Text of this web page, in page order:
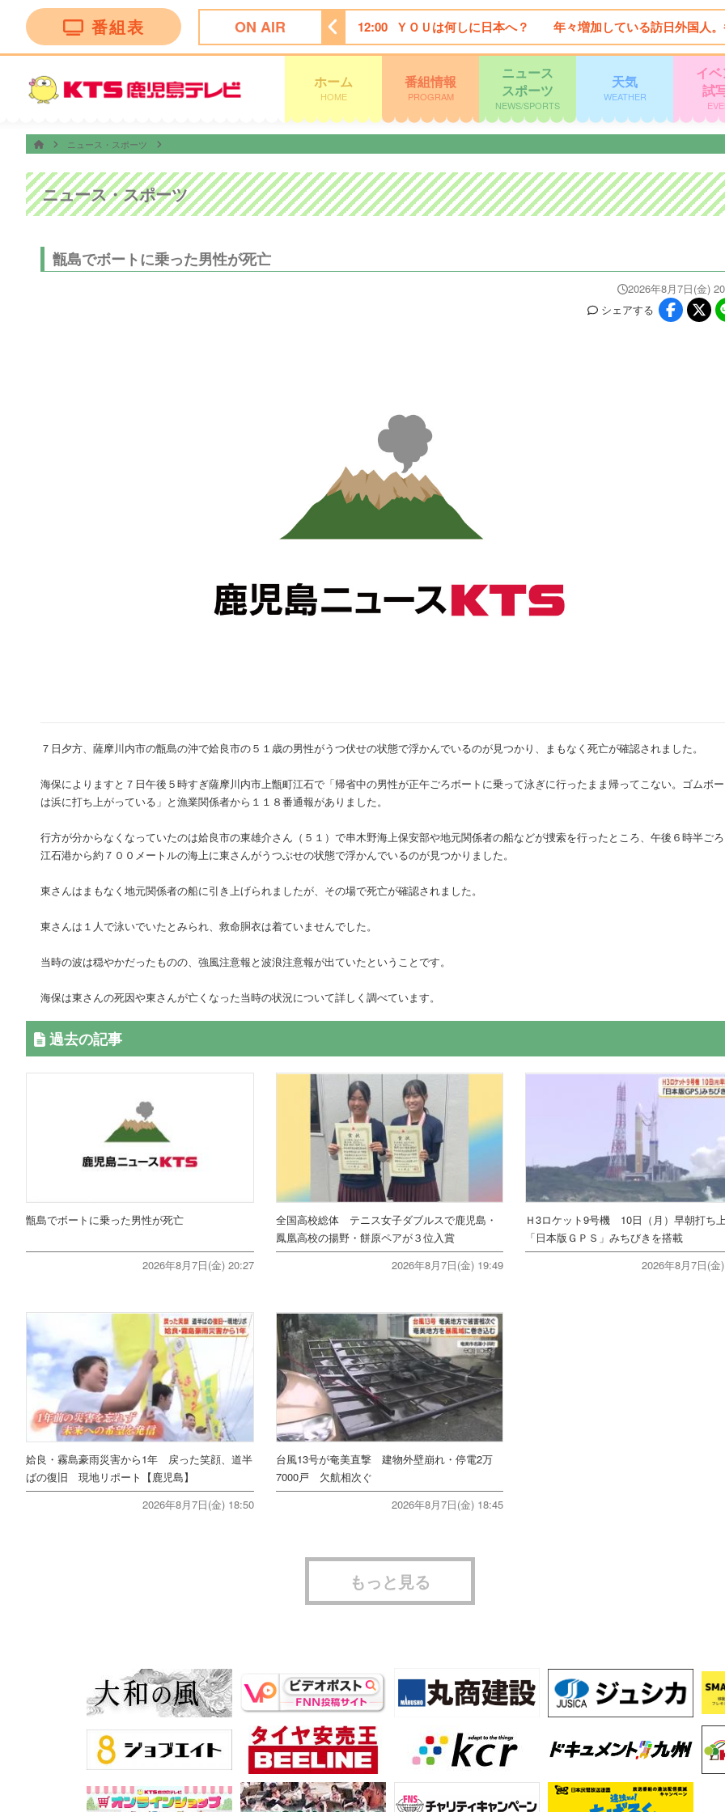
番組表 ON AIR
ンネル 11:50 ＦＮＮ Ｌｉｖｅ Ｎｅｗｓ ｄａｙｓ 12:00 ＹＯＵは何しに日本へ？ 年々増加している訪日外国人。
ホーム
HOME
番組情報
PROGRAM
ニュース
スポーツ
NEWS/SPORTS
天気
WEATHER
イ
試
ニュース・スポーツ
ニュース・スポーツ
甑島でボートに乗った男性が死亡
2026年8月7日(金)
シェアする
７日夕方、薩摩川内市の甑島の沖で姶良市の５１歳の男性がうつ伏せの状態で浮かんでいるのが見つかり、まもなく死亡が確認されました。
海保によりますと７日午後５時すぎ薩摩川内市上甑町江石で「帰省中の男性が正午ごろボートに乗って泳ぎに行ったまま帰ってこない。ゴムボ
は浜に打ち上がっている」と漁業関係者から１１８番通報がありました。
行方が分からなくなっていたのは姶良市の東雄介さん（５１）で串木野海上保安部や地元関係者の船などが捜索を行ったところ、午後６時半ご
江石港から約７００メートルの海上に東さんがうつぶせの状態で浮かんでいるのが見つかりました。
東さんはまもなく地元関係者の船に引き上げられましたが、その場で死亡が確認されました。
東さんは１人で泳いでいたとみられ、救命胴衣は着ていませんでした。
当時の波は穏やかだったものの、強風注意報と波浪注意報が出ていたということです。
海保は東さんの死因や東さんが亡くなった当時の状況について詳しく調べています。
過去の記事
甑島でボートに乗った男性が死亡
2026年8月7日(金) 20:27
全国高校総体 テニス女子ダブルスで鹿児島・
鳳凰高校の揚野・餅原ペアが３位入賞
2026年8月7日(金) 19:49
Ｈ3ロケット9号機 10日（月）早朝打
「日本版ＧＰＳ」みちびきを搭載
2026年8月7日(金
姶良・霧島豪雨災害から1年 戻った笑顔、道半
ばの復旧 現地リポート【鹿児島】
2026年8月7日(金) 18:50
台風13号が奄美直撃 建物外壁崩れ・停電2万
7000戸 欠航相次ぐ
2026年8月7日(金) 18:45
もっと見る